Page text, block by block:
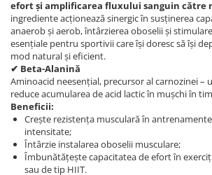
efort și amplificarea fluxului sanguin către
ingrediente acționează sinergic în susținerea
anaerob și aerob, întârzierea oboselii și
esențiale pentru sportivii care își doresc să își
mod natural și eficient.
✔ Beta-Alanină
Aminoacid neesențial, precursor al carnozinei –
reduce acumularea de acid lactic în mușchi în
Beneficii:
Crește rezistența musculară în
intensitate;
Întârzie instalarea oboselii musculare;
Îmbunătățește capacitatea de efort în
sau de tip HIIT.